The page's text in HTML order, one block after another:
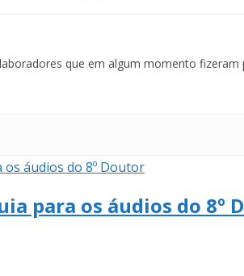
que em algum momento
para os áudios do 8º